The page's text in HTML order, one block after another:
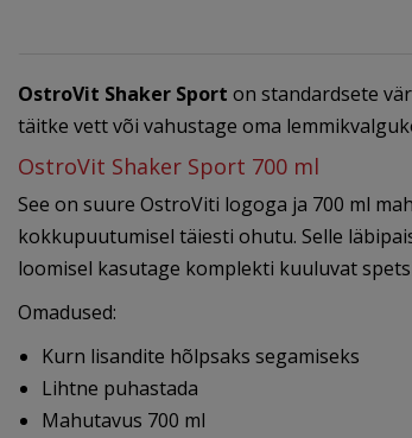
OstroVit Shaker Sport on standardsete
täitke vett või vahustage oma
OstroVit Shaker Sport 700 ml
See on suure OstroViti logoga ja 700 ml
kokkupuutumisel täiesti ohutu. Selle
loomisel kasutage komplekti kuuluvat
Omadused:
Kurn lisandite hõlpsaks segamiseks
Lihtne puhastada
Mahutavus 700 ml